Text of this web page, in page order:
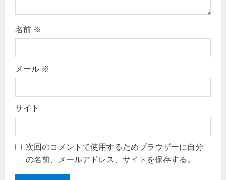
名前 ※
メール ※
サイト
次回のコメントで使用するためブラウザーに自分
の名前、メールアドレス、サイトを保存する。